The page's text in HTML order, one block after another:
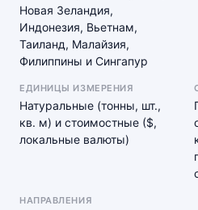
Новая Зеландия,
Индонезия, Вьетнам,
Таиланд, Малайзия,
Филиппины и Сингапур
ЕДИНИЦЫ ИЗМЕРЕНИЯ
Натуральные (тонны, шт.,
кв. м) и стоимостные ($,
локальные валюты)
НАПРАВЛЕНИЯ